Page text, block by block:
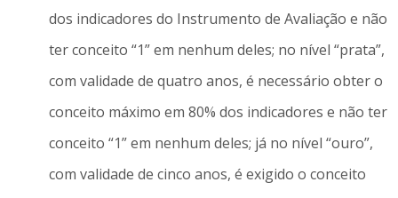
dos indicadores do Instrumento de Avaliação e não
ter conceito “1” em nenhum deles; no nível “prata”,
com validade de quatro anos, é necessário obter o
conceito máximo em 80% dos indicadores e não ter
conceito “1” em nenhum deles; já no nível “ouro”,
com validade de cinco anos, é exigido o conceito